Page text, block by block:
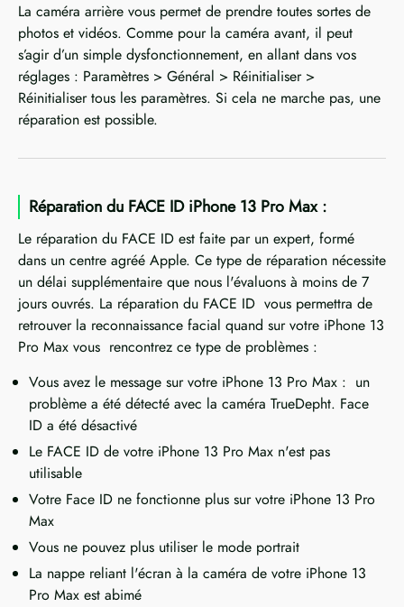
La caméra arrière vous permet de prendre toutes sortes de
photos et vidéos. Comme pour la caméra avant, il peut
s’agir d’un simple dysfonctionnement, en allant dans vos
réglages : Paramètres > Général > Réinitialiser >
Réinitialiser tous les paramètres. Si cela ne marche pas, une
réparation est possible.
Réparation du FACE ID iPhone 13 Pro Max :
Le réparation du FACE ID est faite par un expert, formé
dans un centre agréé Apple. Ce type de réparation nécessite
un délai supplémentaire que nous l'évaluons à moins de 7
jours ouvrés. La réparation du FACE ID vous permettra de
retrouver la reconnaissance facial quand sur votre iPhone 13
Pro Max vous rencontrez ce type de problèmes :
Vous avez le message sur votre iPhone 13 Pro Max : un
problème a été détecté avec la caméra TrueDepht. Face
ID a été désactivé
Le FACE ID de votre iPhone 13 Pro Max n'est pas
utilisable
Votre Face ID ne fonctionne plus sur votre iPhone 13 Pro
Max
Vous ne pouvez plus utiliser le mode portrait
La nappe reliant l'écran à la caméra de votre iPhone 13
Pro Max est abimé